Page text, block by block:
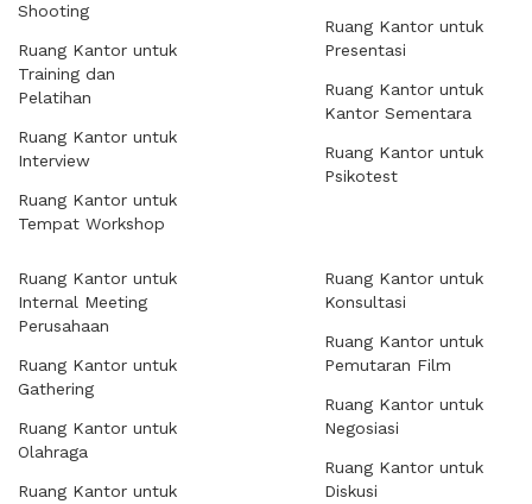
Shooting
Ruang Kantor untuk
Training dan
Pelatihan
Ruang Kantor untuk
Interview
Ruang Kantor untuk
Tempat Workshop
Ruang Kantor untuk
Presentasi
Ruang Kantor untuk
Kantor Sementara
Ruang Kantor untuk
Psikotest
Ruang Kantor untuk
Internal Meeting
Perusahaan
Ruang Kantor untuk
Gathering
Ruang Kantor untuk
Olahraga
Ruang Kantor untuk
Ruang Kantor untuk
Konsultasi
Ruang Kantor untuk
Pemutaran Film
Ruang Kantor untuk
Negosiasi
Ruang Kantor untuk
Diskusi